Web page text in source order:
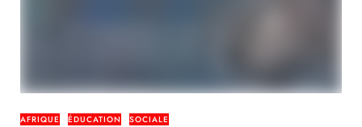
AFRIQUE ÉDUCATION SOCIALE